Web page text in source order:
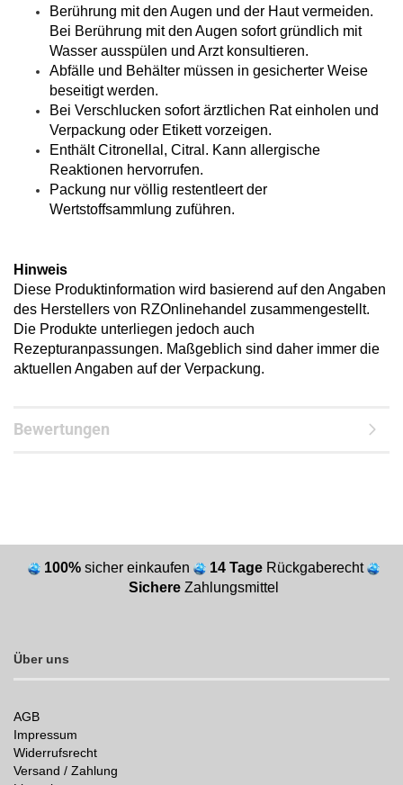
Berührung mit den Augen und der Haut vermeiden.
Bei Berührung mit den Augen sofort gründlich mit
Wasser ausspülen und Arzt konsultieren.
Abfälle und Behälter müssen in gesicherter Weise
beseitigt werden.
Bei Verschlucken sofort ärztlichen Rat einholen und
Verpackung oder Etikett vorzeigen.
Enthält Citronellal, Citral. Kann allergische
Reaktionen hervorrufen.
Packung nur völlig restentleert der
Wertstoffsammlung zuführen.
Hinweis
Diese Produktinformation wird basierend auf den Angaben
des Herstellers von RZOnlinehandel zusammengestellt.
Die Produkte unterliegen jedoch auch
Rezepturanpassungen. Maßgeblich sind daher immer die
aktuellen Angaben auf der Verpackung.
Bewertungen
100% sicher einkaufen 14 Tage Rückgaberecht
Sichere Zahlungsmittel
Über uns
AGB
Impressum
Widerrufsrecht
Versand / Zahlung